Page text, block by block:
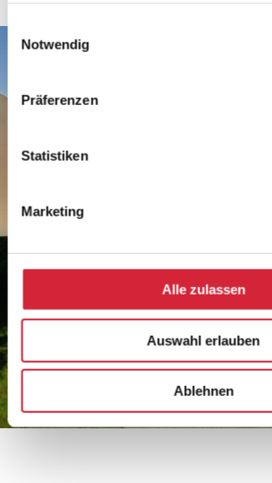
Einwilligungsauswahl
Notwendig
Präferenzen
Statistiken
Marketing
Alle zulassen
Auswahl erlauben
Ablehnen
Sonnensegel Summerday